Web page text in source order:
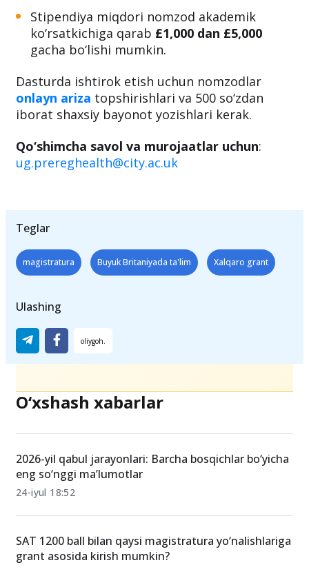
Imtiyozlar:
ko‘rsatkichiga qarab £1,000 dan £5,000
gacha bo‘lishi mumkin.
onlayn arizatopshirishlari va 500 so‘zdan
iborat shaxsiy bayonot yozishlari kerak.
Teglar
magistratura
Ulashing
O‘xshash xabarlar
eng so‘nggi ma’lumotlar
24-iyul 18:52